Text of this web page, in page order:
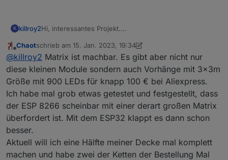
K killroy2Hi, interessantes Projekt.
ich sehe kleinflächige Module zu kaufen.
Ich wollte mir eine Lichtdeckenkonstruktion bauen,
Decke 10cm abhängen, mit Folie bespannen und
darunter mehrere parallele einzeladdressierbare LED
Streifen. Da wäre es sehr schön wenn 2D Effekte
möglich wären. Ich bin noch am Anfang der Idee bin
über Anregungen dankbar. Ist sowas prinzipiell
machbar, gib es ähnliche Projekte?
Offline
Chaotschrieb am 15. Jan. 2023, 19:34
zuletzt editiert von Chaot
@killroy2 Matrix ist machbar. Es gibt aber nicht nur
diese kleinen Module sondern auch Vorhänge mit 3x3m
Größe mit 900 LEDs für knapp 100 € bei Aliexpress.
Ich habe mal grob etwas getestet und festgestellt, dass
der ESP 8266 scheinbar mit einer derart großen Matrix
überfordert ist. Mit dem ESP32 klappt es dann schon
besser.
Aktuell will ich eine Hälfte meiner Decke mal komplett
machen und habe zwei der Ketten der Bestellung Mal